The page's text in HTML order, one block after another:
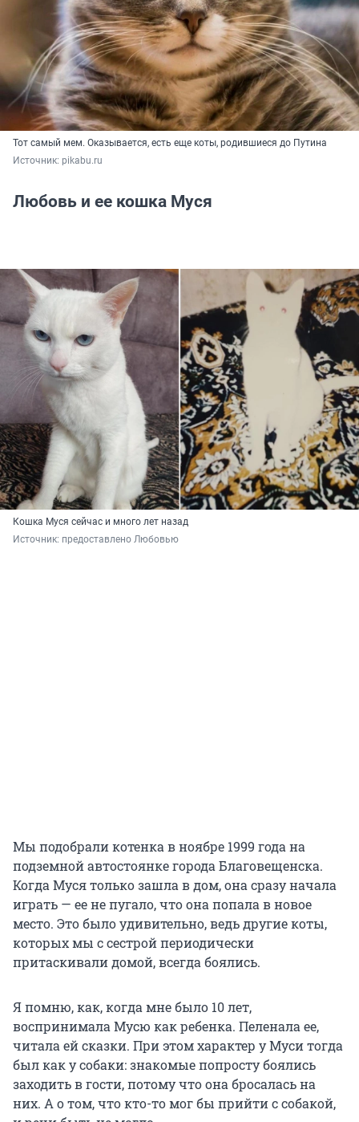
Тот самый мем. Оказывается, есть еще коты, родившиеся до Путина
Источник: pikabu.ru
Любовь и ее кошка Муся
Кошка Муся сейчас и много лет назад
Источник: предоставлено Любовью
Мы подобрали котенка в ноябре 1999 года на
подземной автостоянке города Благовещенска.
Когда Муся только зашла в дом, она сразу начала
играть — ее не пугало, что она попала в новое
место. Это было удивительно, ведь другие коты,
которых мы с сестрой периодически
притаскивали домой, всегда боялись.
Я помню, как, когда мне было 10 лет,
воспринимала Мусю как ребенка. Пеленала ее,
читала ей сказки. При этом характер у Муси тогда
был как у собаки: знакомые попросту боялись
заходить в гости, потому что она бросалась на
них. А о том, что кто-то мог бы прийти с собакой,